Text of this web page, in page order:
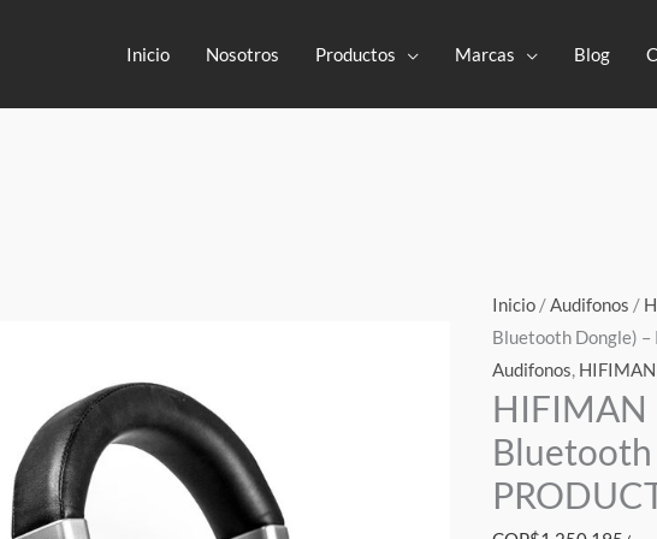
Inicio Nosotros Productos Marcas Blog
Inicio /Audifonos /
Bluetooth Dongle) –
Audifonos, HIFIMAN
HIFIMAN